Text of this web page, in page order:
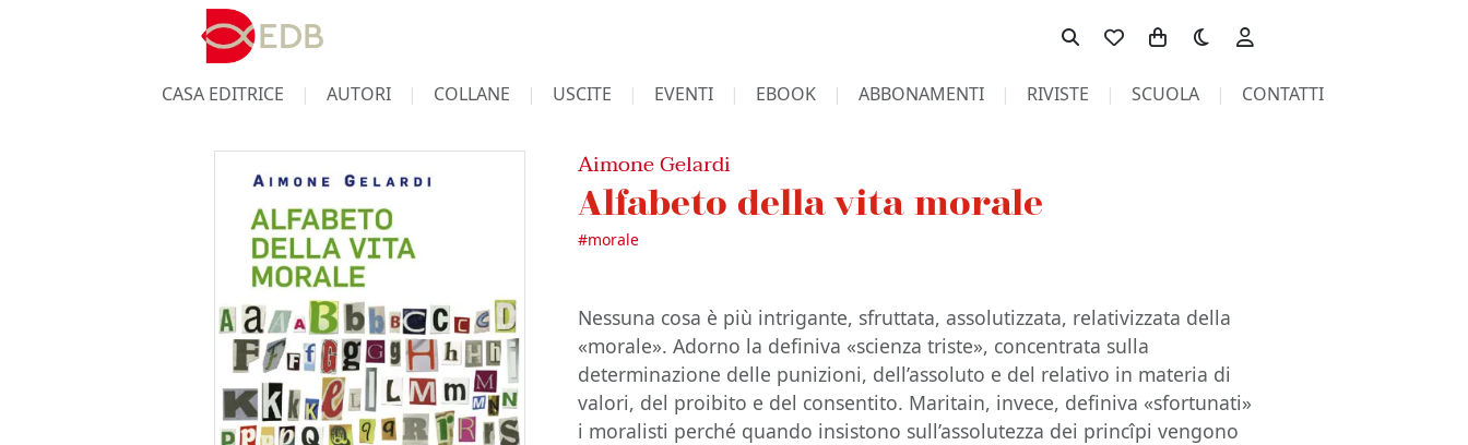
Toggle theme
CASA EDITRICE AUTORI COLLANE USCITE EVENTI EBOOK ABBONAMENTI RIVISTE SCUOLA CONTATTI
Aimone Gelardi
Alfabeto della vita morale
#morale
Nessuna cosa è più intrigante, sfruttata, assolutizzata, relativizzata della
«morale». Adorno la definiva «scienza triste», concentrata sulla
determinazione delle punizioni, dell’assoluto e del relativo in materia di
valori, del proibito e del consentito. Maritain, invece, definiva «sfortunati»
i moralisti perché quando insistono sull’assolutezza dei princîpi vengono